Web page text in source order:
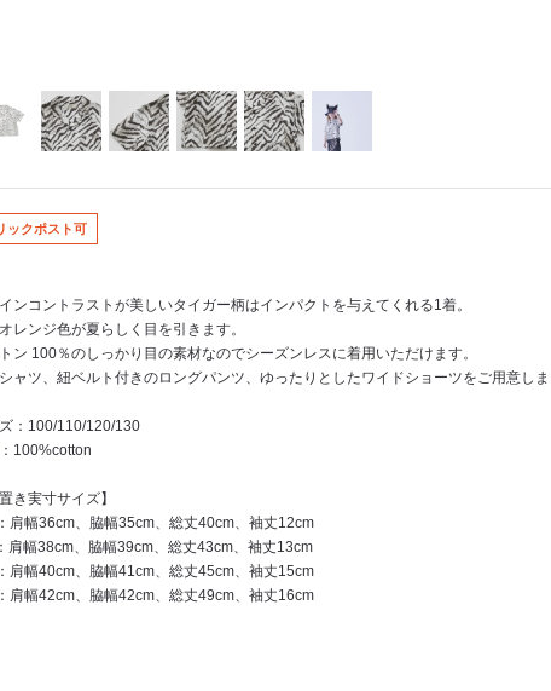
ックポスト可
ンコントラストが美しいタイガー柄はインパクトを与えてくれる1着。
レンジ色が夏らしく目を引きます。
ン 100％のしっかり目の素材なのでシーズンレスに着用いただけます。
ャツ、紐ベルト付きのロングパンツ、ゆったりとしたワイドショーツをご用意しま
：100/110/120/130
100%cotton
置き実寸サイズ】
肩幅36cm、脇幅35cm、総丈40cm、袖丈12cm
肩幅38cm、脇幅39cm、総丈43cm、袖丈13cm
肩幅40cm、脇幅41cm、総丈45cm、袖丈15cm
肩幅42cm、脇幅42cm、総丈49cm、袖丈16cm